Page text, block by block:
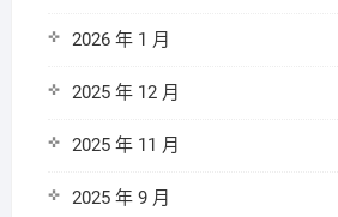
2026 年 1 月
2025 年 12 月
2025 年 11 月
2025 年 9 月